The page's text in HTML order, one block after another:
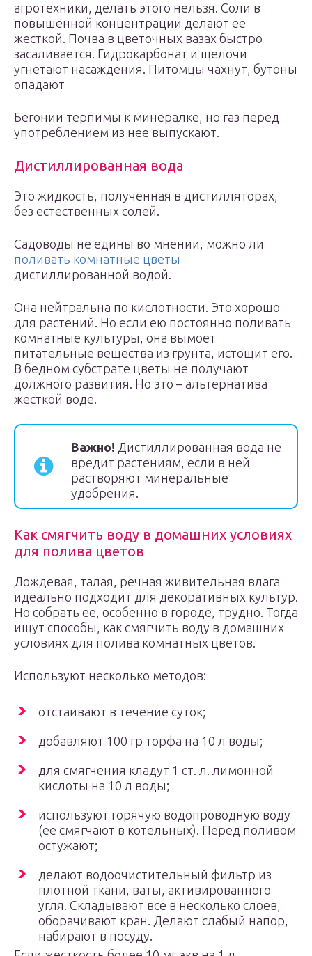
агротехники, делать этого нельзя. Соли в
повышенной концентрации делают ее
жесткой. Почва в цветочных вазах быстро
засаливается. Гидрокарбонат и щелочи
угнетают насаждения. Питомцы чахнут, бутоны
опадают
Бегонии терпимы к минералке, но газ перед
употреблением из нее выпускают.
Дистиллированная вода
Это жидкость, полученная в дистилляторах,
без естественных солей.
Садоводы не едины во мнении, можно ли
поливать комнатные цветы
дистиллированной водой.
Она нейтральна по кислотности. Это хорошо
для растений. Но если ею постоянно поливать
комнатные культуры, она вымоет
питательные вещества из грунта, истощит его.
В бедном субстрате цветы не получают
должного развития. Но это – альтернатива
жесткой воде.
Важно! Дистиллированная вода не
вредит растениям, если в ней
растворяют минеральные
удобрения.
Как смягчить воду в домашних условиях
для полива цветов
Дождевая, талая, речная живительная влага
идеально подходит для декоративных культур.
Но собрать ее, особенно в городе, трудно. Тогда
ищут способы, как смягчить воду в домашних
условиях для полива комнатных цветов.
Используют несколько методов:
отстаивают в течение суток;
добавляют 100 гр торфа на 10 л воды;
для смягчения кладут 1 ст. л. лимонной
кислоты на 10 л воды;
используют горячую водопроводную воду
(ее смягчают в котельных). Перед поливом
остужают;
делают водоочистительный фильтр из
плотной ткани, ваты, активированного
угля. Складывают все в несколько слоев,
оборачивают кран. Делают слабый напор,
набирают в посуду.